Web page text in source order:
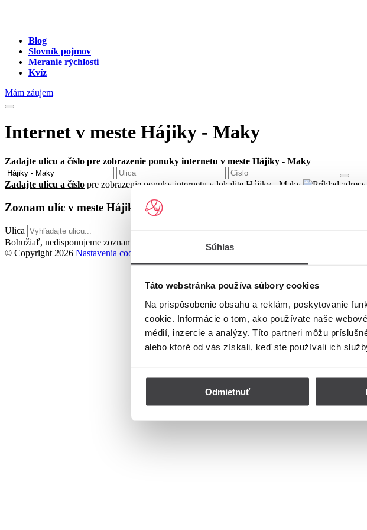
Súhlas
Táto webstránka používa súbory cookies
Na prispôsobenie obsahu a reklám, poskytovanie
cookie. Informácie o tom, ako používate naše
médií, inzercie a analýzy. Títo partneri môžu
alebo ktoré od vás získali, keď ste používali ich
Odmietnuť
Blog
Slovník pojmov
Meranie rýchlosti
Kvíz
Mám záujem
Internet v meste Hájiky - Maky
Zadajte ulicu a číslo pre zobrazenie ponuky internetu v meste Hájiky - Maky
Zadajte ulicu a číslo pre zobrazenie ponuky internetu v lokalite Hájiky - Maky
Zoznam ulíc v meste Hájiky - Maky
Ulica
Bohužiaľ, nedisponujeme zoznamom dostupných ulíc v danom meste
© Copyright 2026 Nastavenia cookies